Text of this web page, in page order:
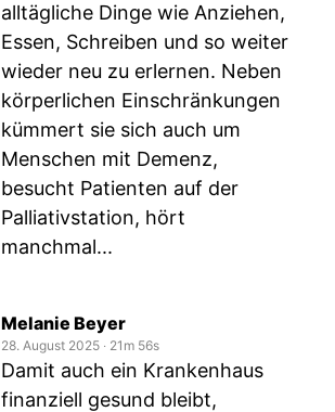
alltägliche Dinge wie Anziehen,
Essen, Schreiben und so weiter
wieder neu zu erlernen. Neben
körperlichen Einschränkungen
kümmert sie sich auch um
Menschen mit Demenz,
besucht Patienten auf der
Palliativstation, hört
manchmal...
Melanie Beyer
28. August 2025 ‧ 21m 56s
Damit auch ein Krankenhaus
finanziell gesund bleibt,